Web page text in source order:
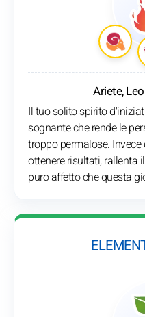
Ariete,
Il tuo solito spirito
sognante che rende le
troppo permalose.
ottenere risultati, rallenta
puro affetto che questa